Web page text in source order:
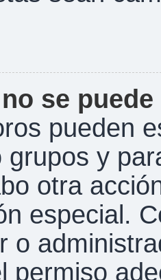
se
pueden
grupos y
otra
especial.
o
permiso